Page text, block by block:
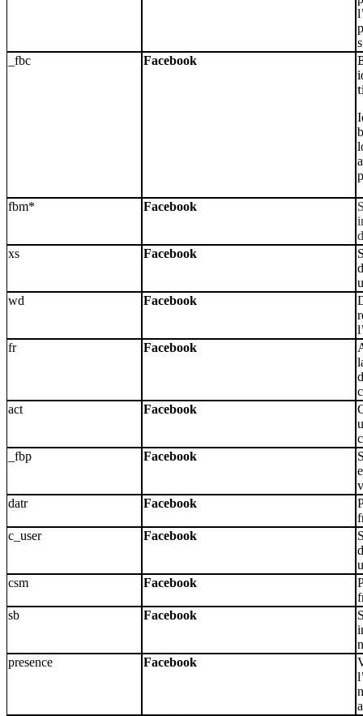
_fbc
Facebook
fbm* Facebook
xs
Facebook
wd
Facebook
fr
Facebook
act
Facebook
_fbp
Facebook
datr
Facebook
c_user
Facebook
csm
Facebook
sb
Facebook
presence
Facebook